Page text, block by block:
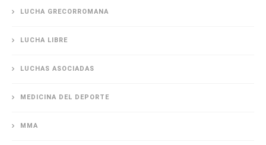
LUCHA GRECORROMANA
LUCHA LIBRE
LUCHAS ASOCIADAS
MEDICINA DEL DEPORTE
MMA